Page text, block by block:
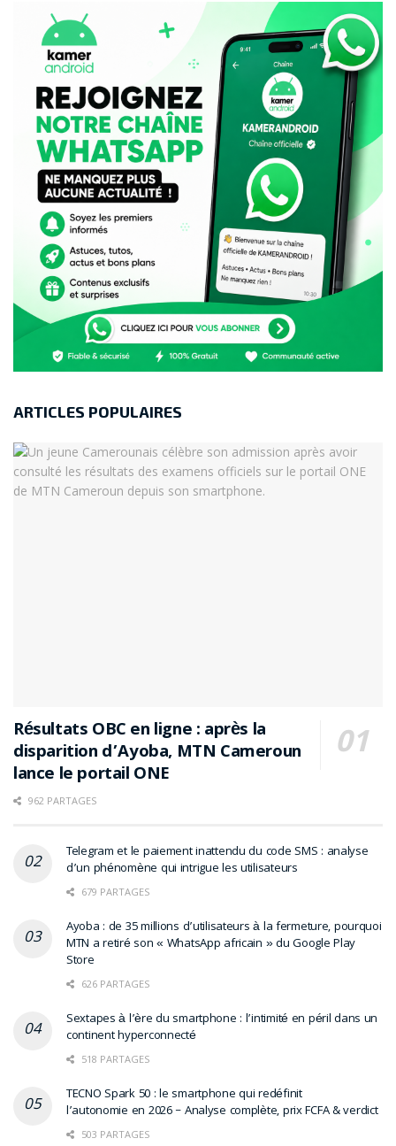
ARTICLES POPULAIRES
Résultats OBC en ligne : après la
disparition d’Ayoba, MTN Cameroun
lance le portail ONE
962 PARTAGES
Telegram et le paiement inattendu du code SMS : analyse
d’un phénomène qui intrigue les utilisateurs
679 PARTAGES
Ayoba : de 35 millions d’utilisateurs à la fermeture, pourquoi
MTN a retiré son « WhatsApp africain » du Google Play
Store
626 PARTAGES
Sextapes à l’ère du smartphone : l’intimité en péril dans un
continent hyperconnecté
518 PARTAGES
TECNO Spark 50 : le smartphone qui redéfinit
l’autonomie en 2026 – Analyse complète, prix FCFA & verdict
503 PARTAGES